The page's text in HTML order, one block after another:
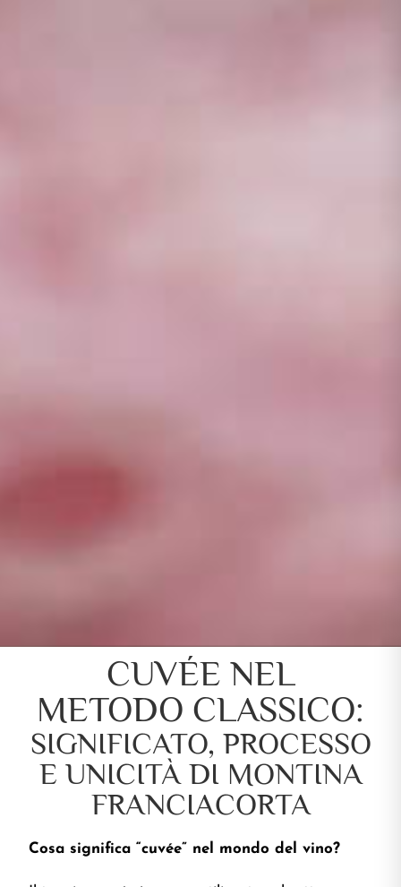
CUVÉE NEL
METODO CLASSICO:
SIGNIFICATO, PROCESSO
E UNICITÀ DI MONTINA
FRANCIACORTA
Cosa significa “cuvée” nel mondo del vino?